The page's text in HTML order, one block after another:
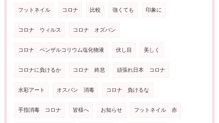
フットネイル コロナ 比較 強くても 印象に
コロナ ウィルス コロナ オズバン
コロナ ペンザルコリウム塩化物液 伏し目 美しく
コロナに負けるか コロナ 終息 頑張れ日本 コロナ
水彩アート オスバン 消毒 コロナ 負けるな
手指消毒 コロナ 皆様へ お知らせ フットネイル 赤